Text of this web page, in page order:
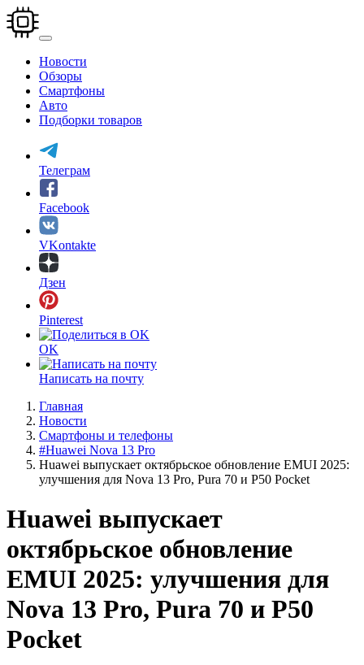
Перейти
к
основному
содержанию
Новости
Обзоры
Смартфоны
Авто
Подборки товаров
Телеграм
Facebook
VKontakte
Дзен
Pinterest
OK
Написать на почту
Главная
Новости
Смартфоны и телефоны
#Huawei Nova 13 Pro
Huawei выпускает октябрьское обновление EMUI 2025:
улучшения для Nova 13 Pro, Pura 70 и P50 Pocket
Huawei выпускает
октябрьское обновление
EMUI 2025: улучшения для
Nova 13 Pro, Pura 70 и P50
Pocket